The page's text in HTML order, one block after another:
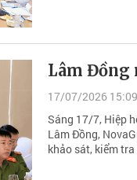
Lâm Đồng
17/07/2026 15:09
Sáng 17/7, Hiệp
Lâm Đồng,
khảo sát, kiểm